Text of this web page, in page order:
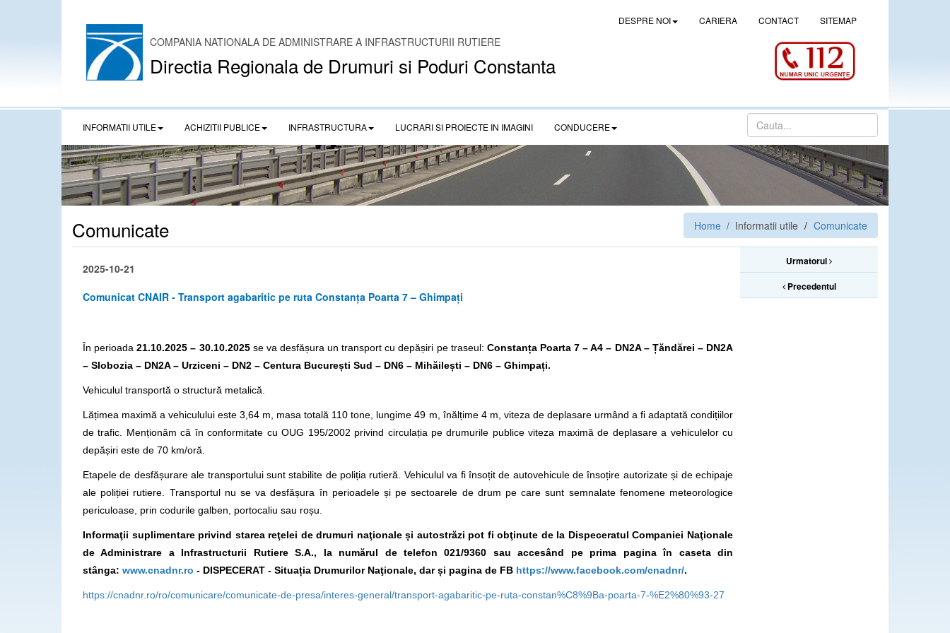
DESPRE NOI CARIERA CONTACT SITEMAP
COMPANIA NATIONALA DE ADMINISTRARE A INFRASTRUCTURII RUTIERE
Directia Regionala de Drumuri si Poduri Constanta
INFORMATII UTILE ACHIZITII PUBLICE INFRASTRUCTURA LUCRARI SI PROIECTE IN IMAGINI CONDUCERE
Comunicate Home / Informatii utile Comunicate
Urmatorul
Precedentul
2025-10-21
Comunicat CNAIR - Transport agabaritic pe ruta Constanța Poarta 7 – Ghimpați
În perioada21.10.2025 – 30.10.2025se va desfășura un transport cu depășiri pe traseul: Constanța Poarta 7 – A4 – DN2A – Țăndărei – DN2A
– Slobozia – DN2A – Urziceni – DN2 – Centura București Sud – DN6 – Mihăilești – DN6 – Ghimpați.
Vehiculul transportă o structură metalică.
Lățimea maximă a vehiculului este 3,64 m, masa totală 110 tone, lungime 49 m, înălțime 4 m, viteza de deplasare urmând a fi adaptată condițiilor
de trafic. Menționăm că în conformitate cu OUG 195/2002 privind circulația pe drumurile publice viteza maximă de deplasare a vehiculelor cu
depășiri este de 70 km/oră.
Etapele de desfășurare ale transportului sunt stabilite de poliția rutieră. Vehiculul va fi însoțit de autovehicule de însoțire autorizate și de echipaje
ale poliției rutiere. Transportul nu se va desfășura în perioadele și pe sectoarele de drum pe care sunt semnalate fenomene meteorologice
periculoase, prin codurile galben, portocaliu sau roșu.
Informaţii suplimentare privind starea reţelei de drumuri naţionale și autostrăzi pot fi obţinute de la Dispeceratul Companiei Naţionale
de Administrare a Infrastructurii Rutiere S.A., la numărul de telefon 021/9360 sau accesând pe prima pagina în caseta din
stânga: www.cnadnr.ro - DISPECERAT - Situația Drumurilor Naţionale, dar și pagina de FB https://www.facebook.com/cnadnr/.
https://cnadnr.ro/ro/comunicare/comunicate-de-presa/interes-general/transport-agabaritic-pe-ruta-constan%C8%9Ba-poarta-7-%E2%80%93-27